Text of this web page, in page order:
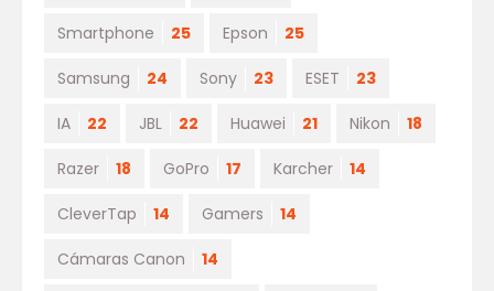
Smartphone 25 Epson 25
Samsung 24 Sony 23 ESET 23
IA 22 JBL 22 Huawei 21 Nikon 18
Razer 18 GoPro 17 Karcher 14
CleverTap 14 Gamers 14
Cámaras Canon 14